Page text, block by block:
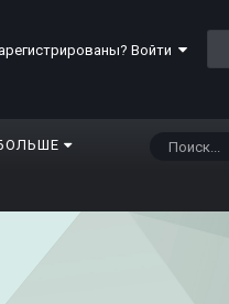
Войти